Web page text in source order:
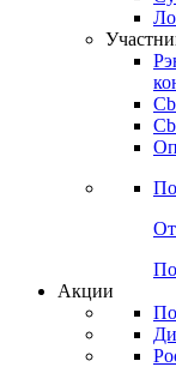
Акции